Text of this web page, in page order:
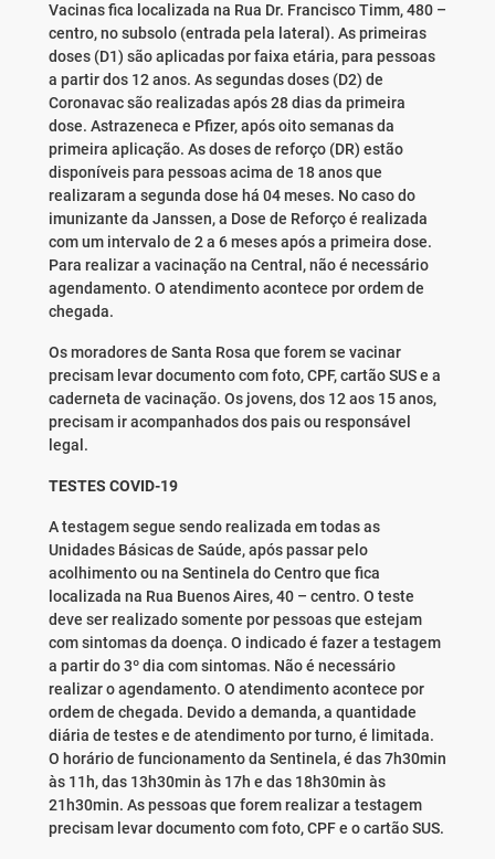
Vacinas fica localizada na Rua Dr. Francisco Timm, 480 –
centro, no subsolo (entrada pela lateral). As primeiras
doses (D1) são aplicadas por faixa etária, para pessoas
a partir dos 12 anos. As segundas doses (D2) de
Coronavac são realizadas após 28 dias da primeira
dose. Astrazeneca e Pfizer, após oito semanas da
primeira aplicação. As doses de reforço (DR) estão
disponíveis para pessoas acima de 18 anos que
realizaram a segunda dose há 04 meses. No caso do
imunizante da Janssen, a Dose de Reforço é realizada
com um intervalo de 2 a 6 meses após a primeira dose.
Para realizar a vacinação na Central, não é necessário
agendamento. O atendimento acontece por ordem de
chegada.
Os moradores de Santa Rosa que forem se vacinar
precisam levar documento com foto, CPF, cartão SUS e a
caderneta de vacinação. Os jovens, dos 12 aos 15 anos,
precisam ir acompanhados dos pais ou responsável
legal.
TESTES COVID-19
A testagem segue sendo realizada em todas as
Unidades Básicas de Saúde, após passar pelo
acolhimento ou na Sentinela do Centro que fica
localizada na Rua Buenos Aires, 40 – centro. O teste
deve ser realizado somente por pessoas que estejam
com sintomas da doença. O indicado é fazer a testagem
a partir do 3º dia com sintomas. Não é necessário
realizar o agendamento. O atendimento acontece por
ordem de chegada. Devido a demanda, a quantidade
diária de testes e de atendimento por turno, é limitada.
O horário de funcionamento da Sentinela, é das 7h30min
às 11h, das 13h30min às 17h e das 18h30min às
21h30min. As pessoas que forem realizar a testagem
precisam levar documento com foto, CPF e o cartão SUS.